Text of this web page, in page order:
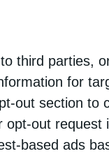
third parties,
for
out section to
opt-out request
based ads
στη στενή
την επιτυχή
Η
θα
θα συμβάλει σε